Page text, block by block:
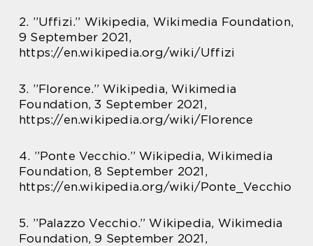
2. ”Uffizi.” Wikipedia, Wikimedia Foundation,
9 September 2021,
https://en.wikipedia.org/wiki/Uffizi
3. ”Florence.” Wikipedia, Wikimedia
Foundation, 3 September 2021,
https://en.wikipedia.org/wiki/Florence
4. ”Ponte Vecchio.” Wikipedia, Wikimedia
Foundation, 8 September 2021,
https://en.wikipedia.org/wiki/Ponte_Vecchio
5. ”Palazzo Vecchio.” Wikipedia, Wikimedia
Foundation, 9 September 2021,